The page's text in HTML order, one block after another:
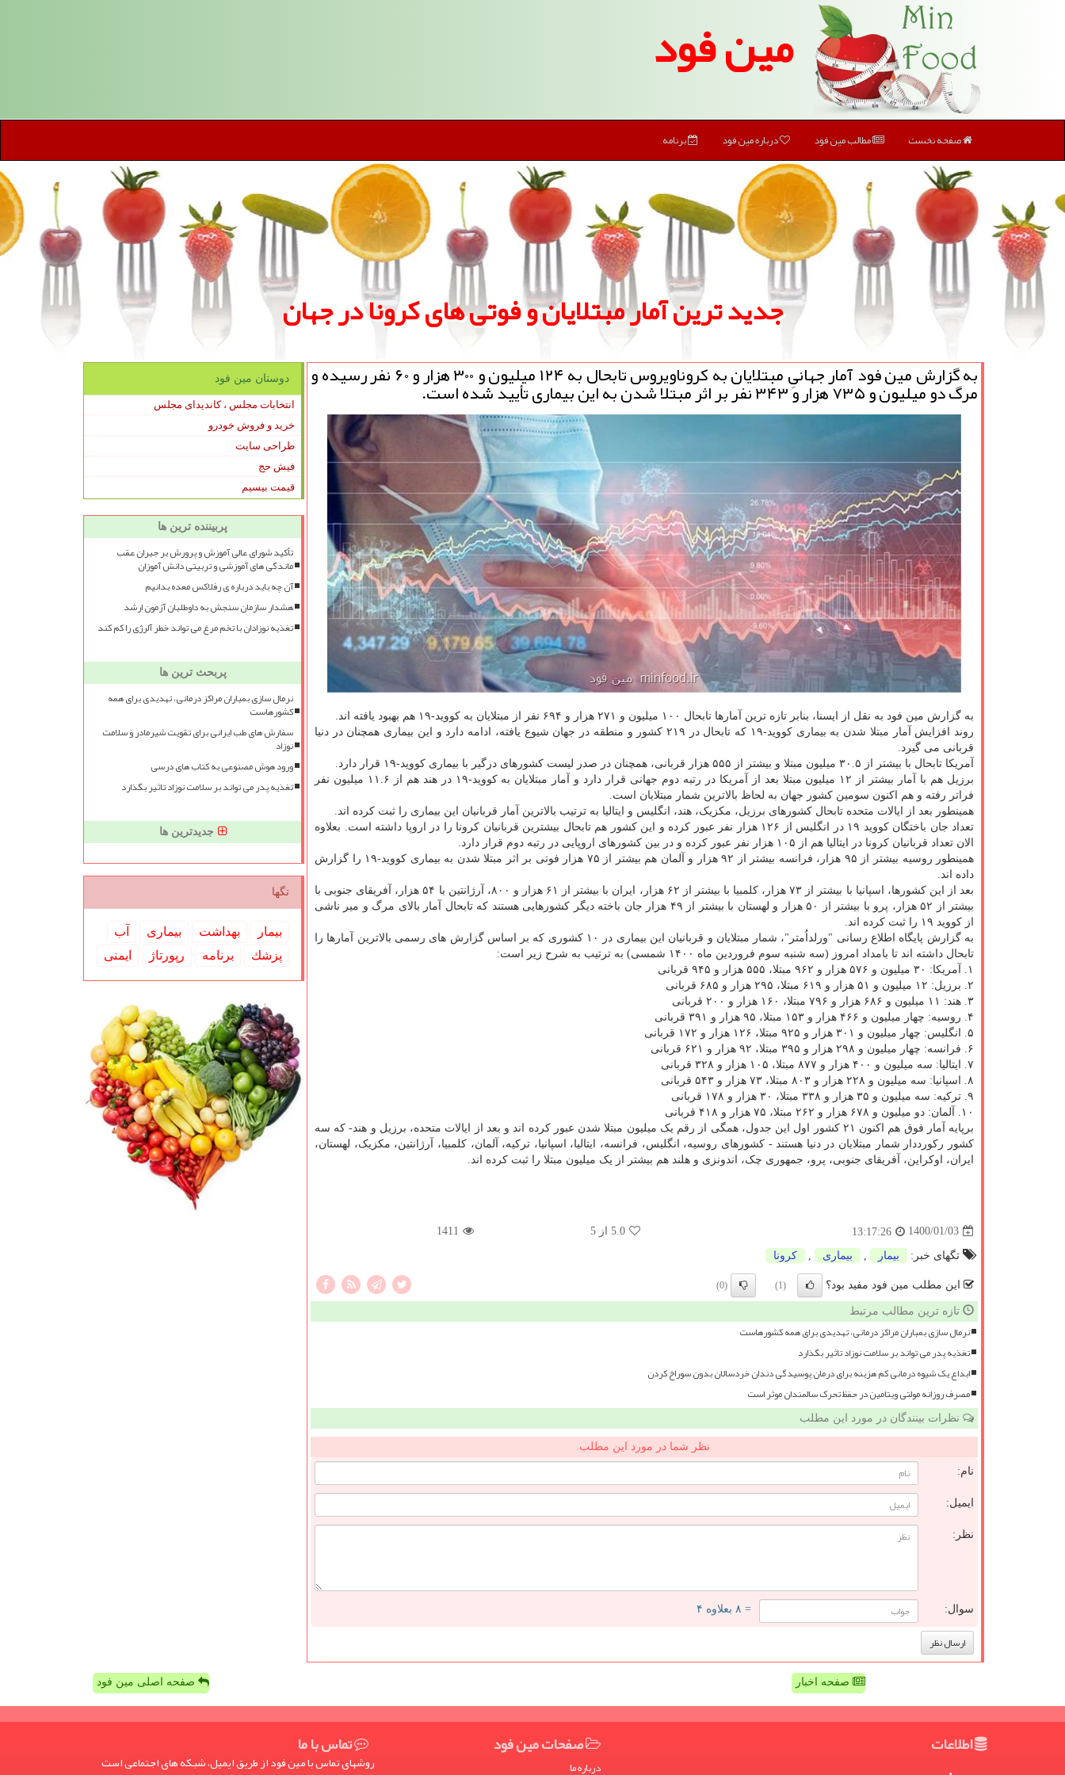
مین فود
صفحه نخست مطالب مین فود درباره مین فود برنامه
جدید ترین آمار مبتلایان و فوتی های كرونا در جهان
به گزارش مین فود آمار جهانیِ مبتلایان به کروناویروس تابحال به ۱۲۴ میلیون و ۳۰۰ هزار و ۶۰ نفر رسیده و
مرگ دو میلیون و ۷۳۵ هزار و ۳۴۳ نفر بر اثر مبتلا شدن به این بیماری تأیید شده است.
به گزارش مین فود به نقل از ایسنا، بنابر تازه ترین آمارها تابحال ۱۰۰ میلیون و ۲۷۱ هزار و ۶۹۴ نفر از مبتلایان به کووید-۱۹ هم بهبود یافته اند.
روند افزایش آمار مبتلا شدن به بیماری کووید-۱۹ که تابحال در ۲۱۹ کشور و منطقه در جهان شیوع یافته، ادامه دارد و این بیماری همچنان در دنیا
قربانی می گیرد.
آمریکا تابحال با بیشتر از ۳۰.۵ میلیون مبتلا و بیشتر از ۵۵۵ هزار قربانی، همچنان در صدر لیست کشورهای درگیر با بیماری کووید-۱۹ قرار دارد.
برزیل هم با آمار بیشتر از ۱۲ میلیون مبتلا بعد از آمریکا در رتبه دوم جهانی قرار دارد و آمار مبتلایان به کووید-۱۹ در هند هم از ۱۱.۶ میلیون نفر
فراتر رفته و هم اکنون سومین کشور جهان به لحاظ بالاترین شمار مبتلایان است.
همینطور بعد از ایالات متحده تابحال کشورهای برزیل، مکزیک، هند، انگلیس و ایتالیا به ترتیب بالاترین آمار قربانیان این بیماری را ثبت کرده اند.
تعداد جان باختگان کووید ۱۹ در انگلیس از ۱۲۶ هزار نفر عبور کرده و این کشور هم تابحال بیشترین قربانیان کرونا را در اروپا داشته است. بعلاوه
الان تعداد قربانیان کرونا در ایتالیا هم از ۱۰۵ هزار نفر عبور کرده و در بین کشورهای اروپایی در رتبه دوم قرار دارد.
همینطور روسیه بیشتر از ۹۵ هزار، فرانسه بیشتر از ۹۲ هزار و آلمان هم بیشتر از ۷۵ هزار فوتی بر اثر مبتلا شدن به بیماری کووید-۱۹ را گزارش
داده اند.
بعد از این کشورها، اسپانیا با بیشتر از ۷۳ هزار، کلمبیا با بیشتر از ۶۲ هزار، ایران با بیشتر از ۶۱ هزار و ۸۰۰، آرژانتین با ۵۴ هزار، آفریقای جنوبی با
بیشتر از ۵۲ هزار، پرو با بیشتر از ۵۰ هزار و لهستان با بیشتر از ۴۹ هزار جان باخته دیگر کشورهایی هستند که تابحال آمار بالای مرگ و میر ناشی
از کووید ۱۹ را ثبت کرده اند.
به گزارش پایگاه اطلاع رسانی "ورلداُمتر"، شمار مبتلایان و قربانیان این بیماری در ۱۰ کشوری که بر اساس گزارش های رسمی بالاترین آمارها را
تابحال داشته اند تا بامداد امروز (سه شنبه سوم فروردین ماه ۱۴۰۰ شمسی) به ترتیب به شرح زیر است:
۱. آمریکا: ۳۰ میلیون و ۵۷۶ هزار و ۹۶۲ مبتلا، ۵۵۵ هزار و ۹۴۵ قربانی
۲. برزیل: ۱۲ میلیون و ۵۱ هزار و ۶۱۹ مبتلا، ۲۹۵ هزار و ۶۸۵ قربانی
۳. هند: ۱۱ میلیون و ۶۸۶ هزار و ۷۹۶ مبتلا، ۱۶۰ هزار و ۲۰۰ قربانی
۴. روسیه: چهار میلیون و ۴۶۶ هزار و ۱۵۳ مبتلا، ۹۵ هزار و ۳۹۱ قربانی
۵. انگلیس: چهار میلیون و ۳۰۱ هزار و ۹۲۵ مبتلا، ۱۲۶ هزار و ۱۷۲ قربانی
۶. فرانسه: چهار میلیون و ۲۹۸ هزار و ۳۹۵ مبتلا، ۹۲ هزار و ۶۲۱ قربانی
۷. ایتالیا: سه میلیون و ۴۰۰ هزار و ۸۷۷ مبتلا، ۱۰۵ هزار و ۳۲۸ قربانی
۸. اسپانیا: سه میلیون و ۲۲۸ هزار و ۸۰۳ مبتلا، ۷۳ هزار و ۵۴۳ قربانی
۹. ترکیه: سه میلیون و ۳۵ هزار و ۳۳۸ مبتلا، ۳۰ هزار و ۱۷۸ قربانی
۱۰. آلمان: دو میلیون و ۶۷۸ هزار و ۲۶۲ مبتلا، ۷۵ هزار و ۴۱۸ قربانی
برپایه آمار فوق هم اکنون ۲۱ کشور اول این جدول، همگی از رقم یک میلیون مبتلا شدن عبور کرده اند و بعد از ایالات متحده، برزیل و هند- که سه
کشور رکورددار شمار مبتلایان در دنیا هستند - کشورهای روسیه، انگلیس، فرانسه، ایتالیا، اسپانیا، ترکیه، آلمان، کلمبیا، آرژانتین، مکزیک، لهستان،
ایران، اوکراین، آفریقای جنوبی، پرو، جمهوری چک، اندونزی و هلند هم بیشتر از یک میلیون مبتلا را ثبت کرده اند.
1400/01/03
13:17:26
5.0 از 5 1411
تگهای خبر: بیمار بیماری كرونا
این مطلب مین فود مفید بود؟ (1)
(0)
تازه ترین مطالب مرتبط
نرمال سازی بمباران مراکز درمانی، تهدیدی برای همه کشورهاست
تغذیه پدر می تواند بر سلامت نوزاد تاثیر بگذارد
ابداع یک شیوه درمانی کم هزینه برای درمان پوسیدگی دندان خردسالان بدون سوراخ کردن
مصرف روزانه مولتی ویتامین در حفظ تحرک سالمندان موثر است
نظرات بینندگان در مورد این مطلب
نظر شما در مورد این مطلب
نام:
ایمیل:
نظر:
سوال: = ۸ بعلاوه ۴
دوستان مین فود
انتخابات مجلس ، کاندیدای مجلس
خرید و فروش خودرو
طراحی سایت
فیش حج
قیمت بیسیم
پربیننده ترین ها
تأکید شورای عالی آموزش و پرورش بر جبران عقب
ماندگی های آموزشی و تربیتی دانش آموزان
آن چه باید درباره ی رفلاکس معده بدانیم
هشدار سازمان سنجش به داوطلبان آزمون ارشد
تغذیه نوزادان با تخم مرغ می تواند خطر آلرژی را کم کند
پربحث ترین ها
نرمال سازی بمباران مراکز درمانی، تهدیدی برای همه
کشورهاست
سفارش های طب ایرانی برای تقویت شیرمادر و سلامت
نوزاد
ورود هوش مصنوعی به کتاب های درسی
تغذیه پدر می تواند بر سلامت نوزاد تاثیر بگذارد
جدیدترین ها
تگها
بیمار بهداشت بیماری
آب
پزشك
برنامه رپورتاژ ایمنی
صفحه اخبار صفحه اصلی مین فود
اطلاعات صفحات مین فود
درباره ما
تماس با ما
روشهای تماس با مین فود از طریق ایمیل، شبکه های اجتماعی است